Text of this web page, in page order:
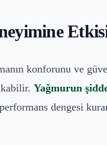
konforunu ve
Yağmurun
dengesi